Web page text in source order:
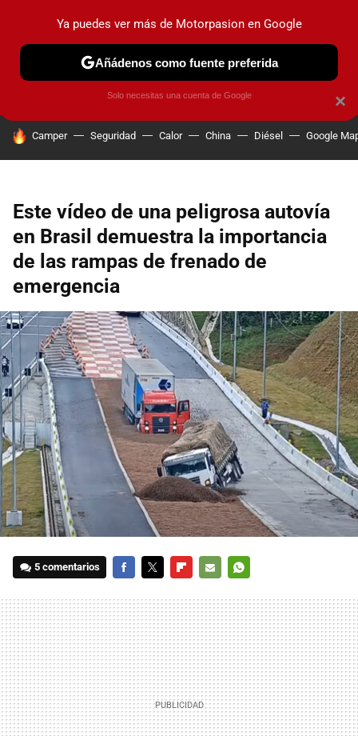
PRUEBAS COCHES ELÉCTRICOS OBSERVATORIO
HOY SE HABLA DE
Camper Seguridad Calor China Diésel Google
Este vídeo de una peligrosa autovía
en Brasil demuestra la importancia
de las rampas de frenado de
emergencia
5 comentarios
MAIL
×
Ya puedes ver más de Motorpasion en Google
Añádenos como fuente preferida
Solo necesitas una cuenta de Google